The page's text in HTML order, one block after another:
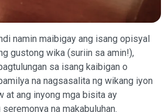
namin maibigay ang isang opisyal
gustong wika (suriin sa amin!),
sa isang kaibigan o
na nagsasalita ng wikang iyon
at ang inyong mga bisita ay
na makabuluhan.